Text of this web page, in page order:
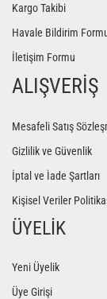
Kargo Takibi
Havale Bildirim
İletişim Formu
ALIŞVERİŞ
Mesafeli Satış
Gizlilik ve Güvenlik
İptal ve İade Şartları
Kişisel Veriler
ÜYELİK
Yeni Üyelik
Üye Girişi